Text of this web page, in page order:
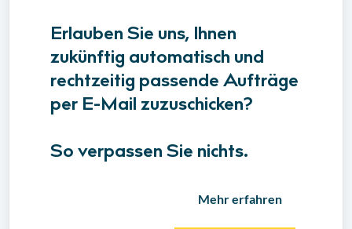
Erlauben Sie uns, Ihnen
zukünftig automatisch und
rechtzeitig passende Aufträge
per E-Mail zuzuschicken?
So verpassen Sie nichts.
Mehr erfahren